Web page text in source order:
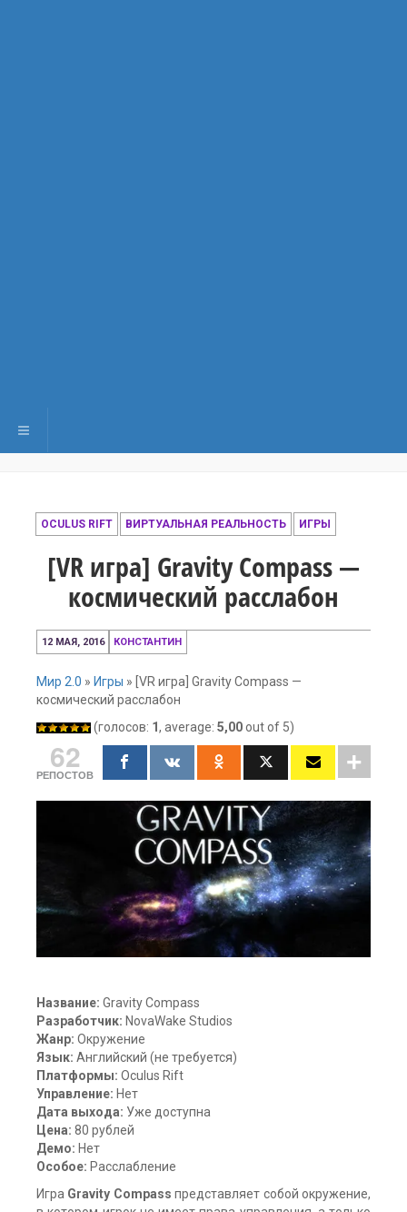
Переключить навигацию
OCULUS RIFT ВИРТУАЛЬНАЯ РЕАЛЬНОСТЬ ИГРЫ
[VR игра] Gravity Compass —
космический расслабон
12 МАЯ, 2016
4
января,
КОНСТАНТИН
Мир 2.0 » Игры » [VR игра] Gravity Compass —
космический расслабон
(голосов: 1, average: 5,00out of 5)
62
РЕПОСТОВ
Название: Gravity Compass
Разработчик: NovaWake Studios
Жанр: Окружение
Язык: Английский (не требуется)
Платформы: Oculus Rift
Управление: Нет
Дата выхода: Уже доступна
Цена: 80 рублей
Демо: Нет
Особое: Расслабление
Игра Gravity Compass представляет собой окружение,